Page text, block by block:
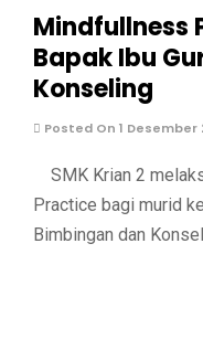
Mindfullness
Bapak Ibu
Konseling
Posted On 1 Desember
SMK Krian 2
Practice bagi murid
Bimbingan dan